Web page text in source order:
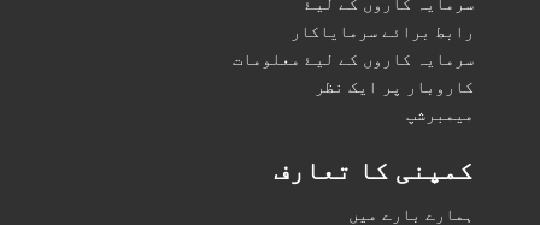
سرمایہ کاروں کے لیۓ
رابط برائے سرمایاکار
سرمایہ کاروں کے لیۓ معلومات
کاروبار پر ایک نظر
میمبرشپ
کمپنی کا تعارف
ہمارے بارے میں